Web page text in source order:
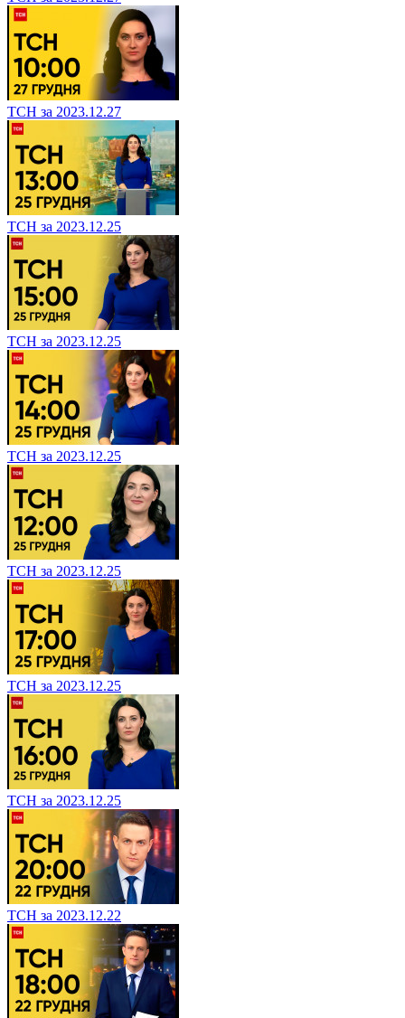
ТСН за 2023.12.27
ТСН за 2023.12.25
ТСН за 2023.12.25
ТСН за 2023.12.25
ТСН за 2023.12.25
ТСН за 2023.12.25
ТСН за 2023.12.25
ТСН за 2023.12.22